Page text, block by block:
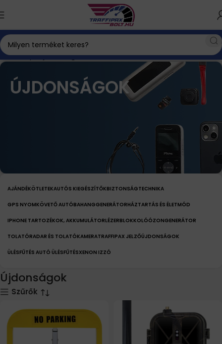
Kezdőlap Újdonságok
ÚJDONSÁGOK
AJÁNDÉKÖTLETEKAUTÓS KIEGÉSZÍTŐKBIZTONSÁGTECHNIKA
GPS NYOMKÖVETŐ AUTÓBAHANGGENERÁTORHÁZTARTÁS ÉS ÉLETMÓD
IPHONE TARTOZÉKOK, AKKUMULÁTORLÉZERBLOKKOLÓÓZONGENERÁTOR
TOLATÓRADAR ÉS TOLATÓKAMERATRAFFIPAX JELZŐÚJDONSÁGOK
ÜLÉSFŰTÉS AUTÓ ÜLÉSFŰTÉSXENON IZZÓ
Újdonságok
Szűrők